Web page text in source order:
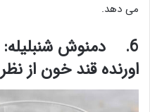
می دهد.
6.
دمنوش
اورنده قند خون از